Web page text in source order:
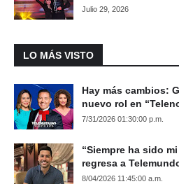
Julio 29, 2026
LO MÁS VISTO
Hay más cambios:
nuevo rol en
7/31/2026 01:30:00 p.m.
“Siempre ha sido
regresa a
8/04/2026 11:45:00 a.m.